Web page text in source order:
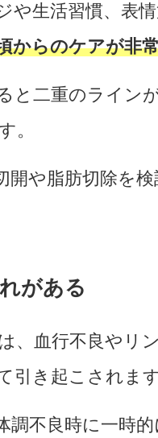
や生活習慣、表
からのケアが非
と二重のライン
。
開や脂肪切除を
がある
、血行不良やリ
引き起こされま
調不良時に一時